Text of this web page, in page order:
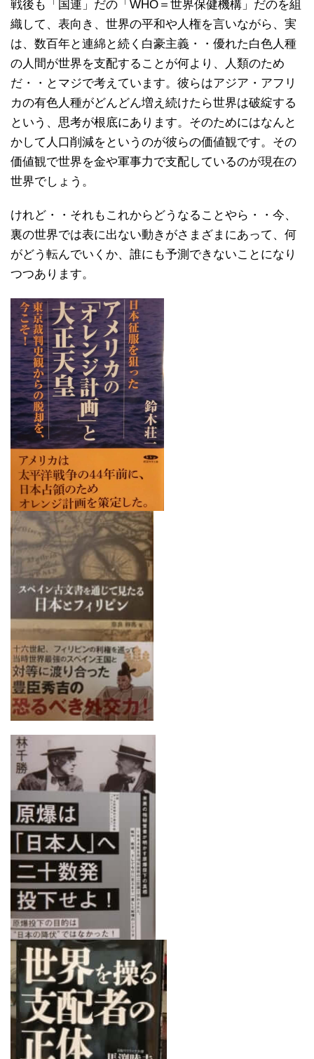
戦後も「国連」だの「WHO＝世界保健機構」だのを組
織して、表向き、世界の平和や人権を言いながら、実
は、数百年と連綿と続く白豪主義・・優れた白色人種
の人間が世界を支配することが何より、人類のため
だ・・とマジで考えています。彼らはアジア・アフリ
カの有色人種がどんどん増え続けたら世界は破綻する
という、思考が根底にあります。そのためにはなんと
かして人口削減をというのが彼らの価値観です。その
価値観で世界を金や軍事力で支配しているのが現在の
世界でしょう。
けれど・・それもこれからどうなることやら・・今、
裏の世界では表に出ない動きがさまざまにあって、何
がどう転んでいくか、誰にも予測できないことになり
つつあります。